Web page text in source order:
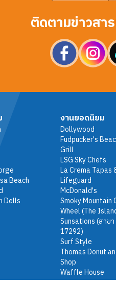
ติดตามข่าวสา
Beach
Dells
งานยอดนิยม
Dollywood
Fudpucker's
Grill
LSG Sky Chefs
La Crema Tapas
Lifeguard
McDonald's
Smoky Mountain
Wheel (The
Sunsations (สาข
17292)
Surf Style
Thomas Donut
Shop
Waffle House